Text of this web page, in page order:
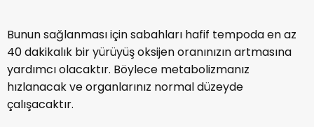
Bunun sağlanması için sabahları hafif tempoda en az
40 dakikalık bir yürüyüş oksijen oranınızın artmasına
yardımcı olacaktır. Böylece metabolizmanız
hızlanacak ve organlarınız normal düzeyde